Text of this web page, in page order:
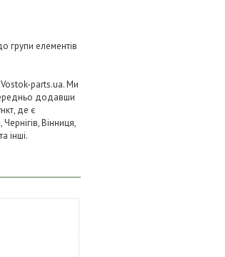
групи елементів
parts.ua. Ми
додавши
де є
Вінниця,
інші.